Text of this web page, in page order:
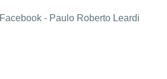
Facebook - Paulo Roberto Leardi